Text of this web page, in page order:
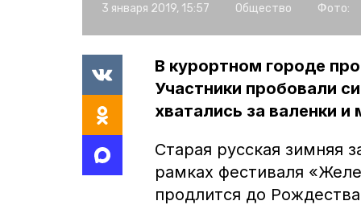
3 января 2019, 15:57 Общество Фото:
В курортном городе
Участники пробовали
хватались за валенки
Старая русская зимняя
рамках фестиваля
продлится до